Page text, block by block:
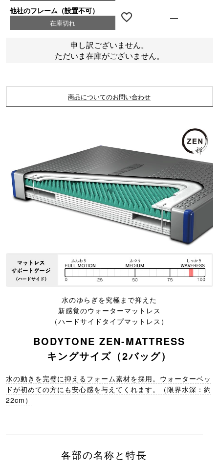
他社のフレーム（設置不可）
在庫切れ —
申し訳ございません。
ただいま在庫がございません。
商品についてのお問い合わせ
水のゆらぎを究極まで抑えた
新感覚のウォーターマットレス
（ハードサイドタイプマットレス）
BODYTONE ZEN-MATTRESS
キングサイズ（2バッグ）
水の動きを完璧に抑えるフォーム素材を採用。ウォーターベッ
ドが初めての方にも安心感を与えてくれます。（限界水深：約
22cm）
各部の名称と特長